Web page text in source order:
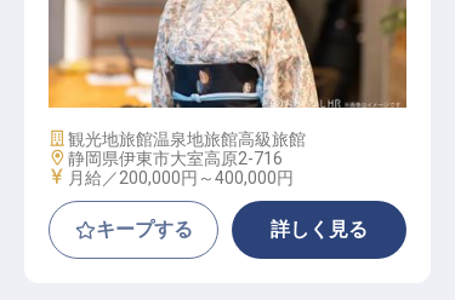
フロント
施設業態
観光地旅館温泉地旅館高級旅館
勤務地
静岡県伊東市大室高原2-716
給与
月給／200,000円～400,000円
キープする 詳しく見る